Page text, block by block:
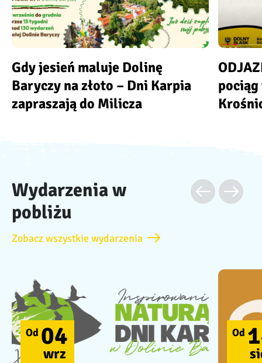
Gdy jesień maluje Dolinę
Baryczy na złoto – Dni Karpia
zapraszają do Milicza
Wydarzenia w
pobliżu
Zobacz wszystkie wydarzenia
Od 04
wrz
Od